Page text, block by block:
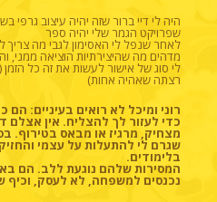
היה לי דיי ברור שזה יהיה עיצוב גרפי
שפרויקט הגמר שלי יהיה ספר
לאחר שנפל לי האסימון לגבי מה צריך
מדהים מה שהיצירתיות הוציאה ממני,
לי סוג של אישור לעשות את זה כל הזמן
רצתה שאהיה אחות)
רוני ומיכל לא רואים בעיניים: הם
כדי לעזור לך להצליח. אין אצלם
מצחיק, מרגיז או מבאס בטירוף.
שגרם לי להתעלות על עצמי
בלימודים.
המסירות שלהם נוגעת ללב. הם
נכנסים למשפחה, לא לעסק,